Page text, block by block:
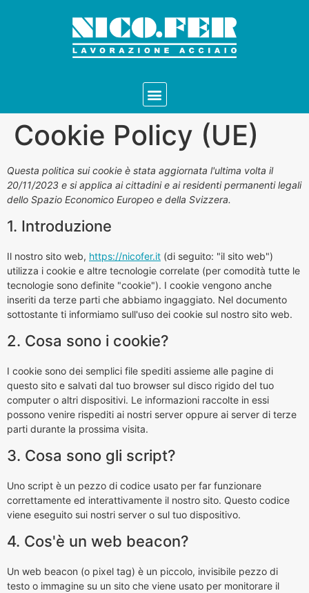
Cookie Policy (UE)
Questa politica sui cookie è stata aggiornata l'ultima volta il
20/11/2023 e si applica ai cittadini e ai residenti permanenti legali
dello Spazio Economico Europeo e della Svizzera.
1. Introduzione
Il nostro sito web, https://nicofer.it (di seguito: "il sito web")
utilizza i cookie e altre tecnologie correlate (per comodità tutte le
tecnologie sono definite "cookie"). I cookie vengono anche
inseriti da terze parti che abbiamo ingaggiato. Nel documento
sottostante ti informiamo sull'uso dei cookie sul nostro sito web.
2. Cosa sono i cookie?
I cookie sono dei semplici file spediti assieme alle pagine di
questo sito e salvati dal tuo browser sul disco rigido del tuo
computer o altri dispositivi. Le informazioni raccolte in essi
possono venire rispediti ai nostri server oppure ai server di terze
parti durante la prossima visita.
3. Cosa sono gli script?
Uno script è un pezzo di codice usato per far funzionare
correttamente ed interattivamente il nostro sito. Questo codice
viene eseguito sui nostri server o sul tuo dispositivo.
4. Cos'è un web beacon?
Un web beacon (o pixel tag) è un piccolo, invisibile pezzo di
testo o immagine su un sito che viene usato per monitorare il